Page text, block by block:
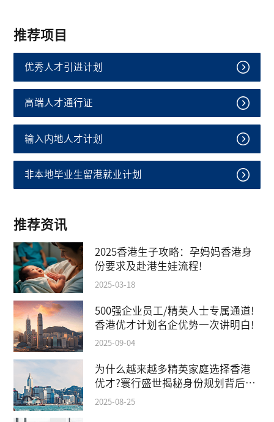
推荐项目
优秀人才引进计划
高端人才通行证
输入内地人才计划
非本地毕业生留港就业计划
推荐资讯
2025香港生子攻略：孕妈妈香港身
份要求及赴港生娃流程!
2025-03-18
500强企业员工/精英人士专属通道!
香港优才计划名企优势一次讲明白!
2025-09-04
为什么越来越多精英家庭选择香港
优才?寰行盛世揭秘身份规划背后的
教育红利
2025-08-25